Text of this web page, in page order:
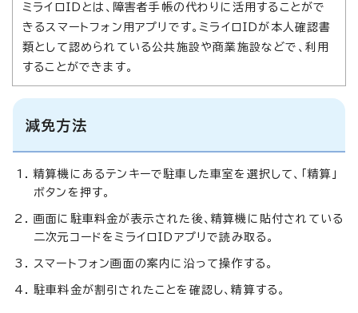
ミライロIDとは、障害者手帳の代わりに活用することがで
きるスマートフォン用アプリです。ミライロIDが本人確認書
類として認められている公共施設や商業施設などで、利用
することができます。
減免方法
精算機にあるテンキーで駐車した車室を選択して、「精算」
ボタンを押す。
画面に駐車料金が表示された後、精算機に貼付されている
二次元コードをミライロIDアプリで読み取る。
スマートフォン画面の案内に沿って操作する。
駐車料金が割引されたことを確認し、精算する。